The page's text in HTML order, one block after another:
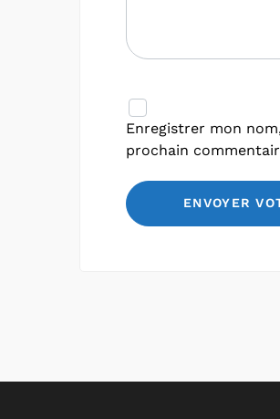
Enregistrer mon
prochain